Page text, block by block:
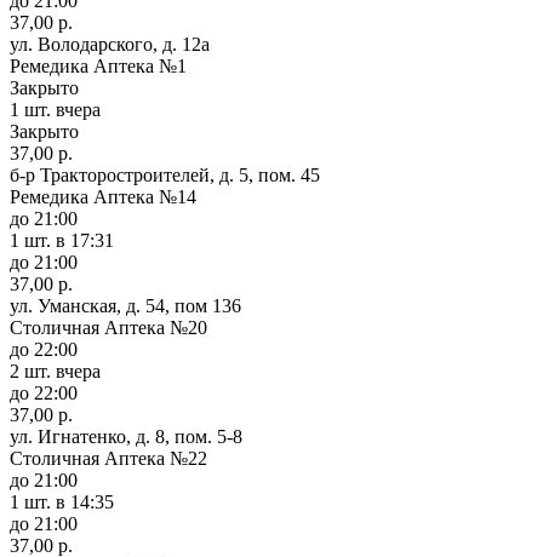
37,00 р.
ул. Володарского, д. 12а
Ремедика Аптека №1
Закрыто
1 шт. вчера
Закрыто
37,00 р.
б-р Тракторостроителей, д. 5, пом. 45
Ремедика Аптека №14
до 21:00
1 шт. в 17:31
до 21:00
37,00 р.
ул. Уманская, д. 54, пом 136
Столичная Аптека №20
до 22:00
2 шт. вчера
до 22:00
37,00 р.
ул. Игнатенко, д. 8, пом. 5-8
Столичная Аптека №22
до 21:00
1 шт. в 14:35
до 21:00
37,00 р.